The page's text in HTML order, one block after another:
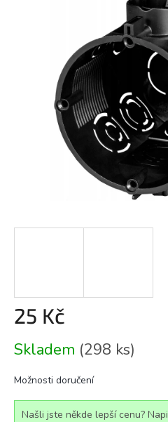
25 Kč
cena:
Skladem (298 ks)
Možnosti doručení
Našli jste někde lepší cenu?